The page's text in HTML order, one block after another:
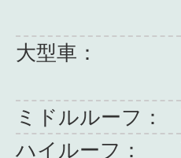
大型車：
ミドルルーフ：
ハイルーフ：